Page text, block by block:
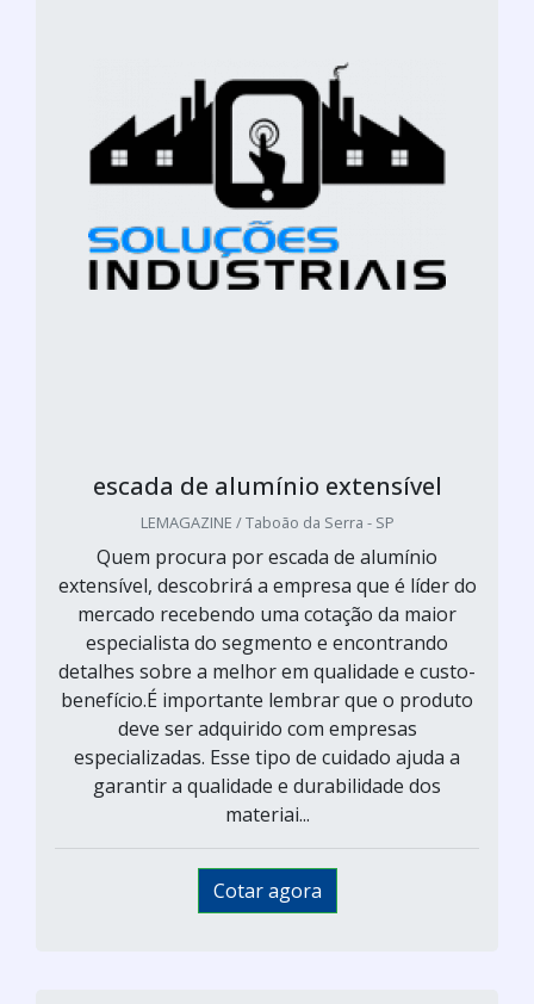
escada de alumínio extensível
LEMAGAZINE / Taboão da Serra - SP
Quem procura por escada de alumínio
extensível, descobrirá a empresa que é líder do
mercado recebendo uma cotação da maior
especialista do segmento e encontrando
detalhes sobre a melhor em qualidade e custo-
benefício.É importante lembrar que o produto
deve ser adquirido com empresas
especializadas. Esse tipo de cuidado ajuda a
garantir a qualidade e durabilidade dos
materiai...
Cotar agora